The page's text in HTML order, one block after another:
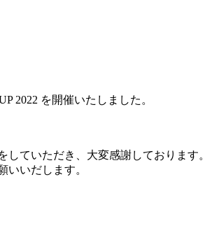
2022 を開催いたしました。
ていただき、大変感謝しております。
いだします。